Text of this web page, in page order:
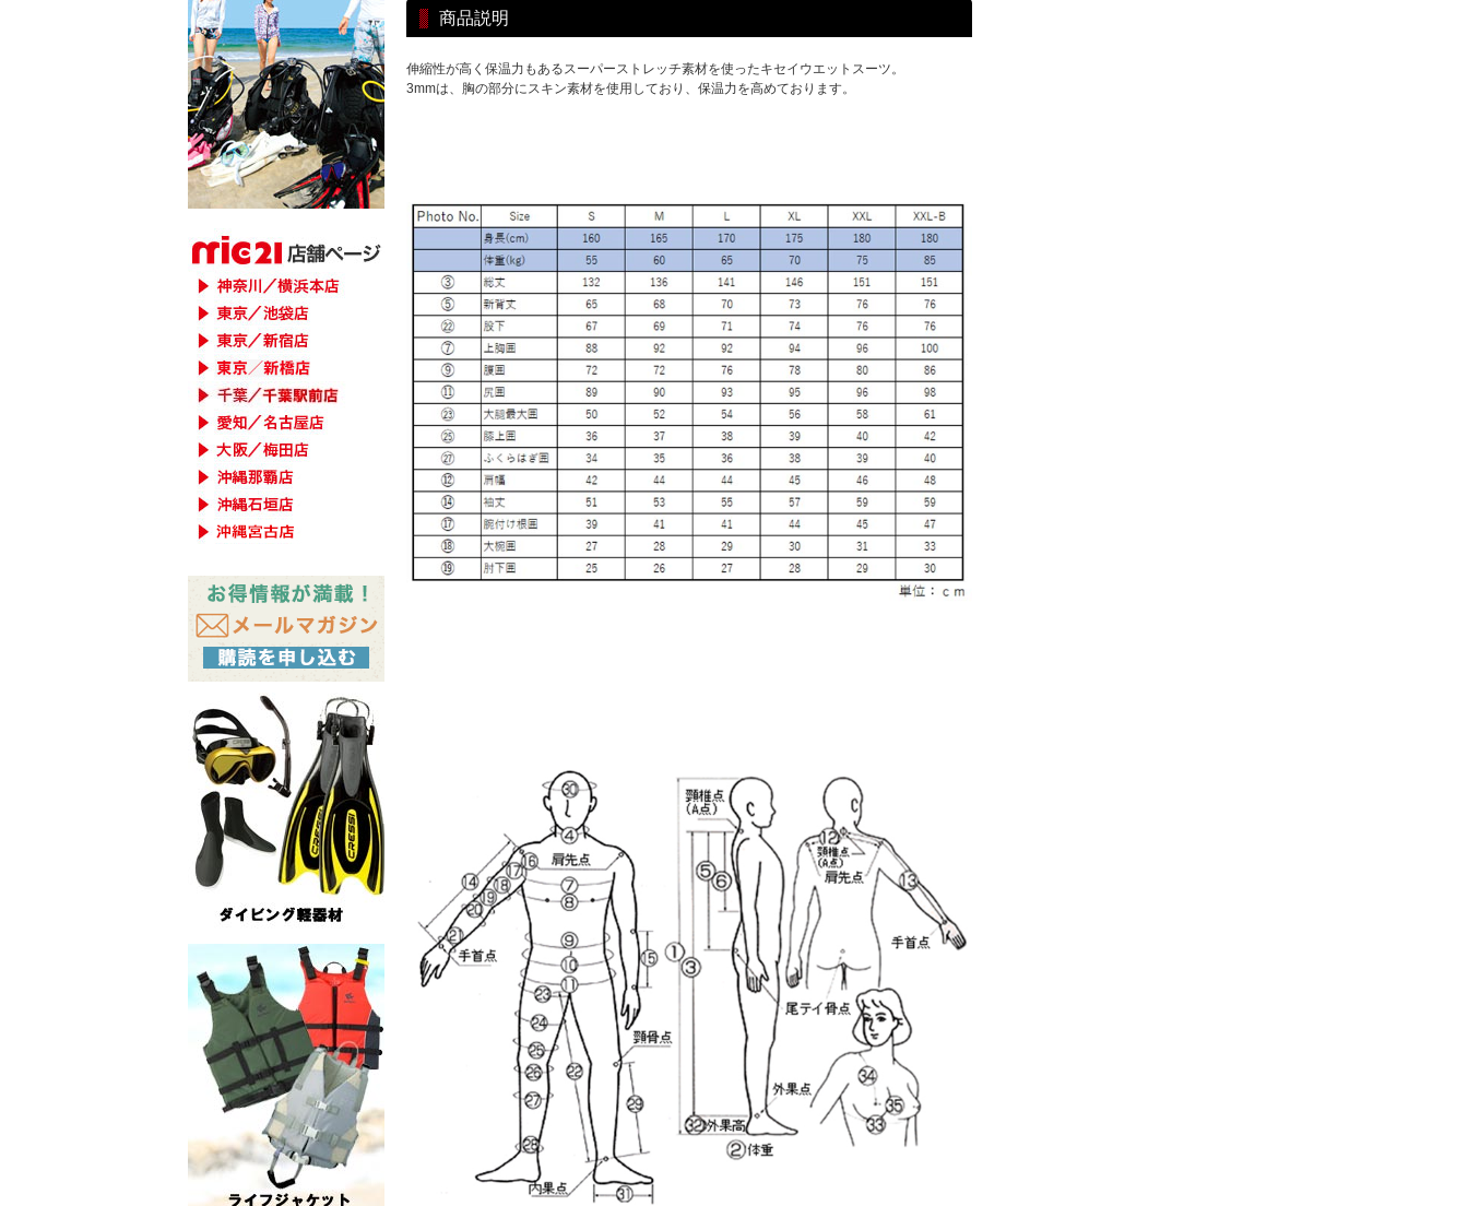
商品説明
伸縮性が高く保温力もあるスーパーストレッチ素材を使ったキセイウエットスーツ。
3mmは、胸の部分にスキン素材を使用しており、保温力を高めております。